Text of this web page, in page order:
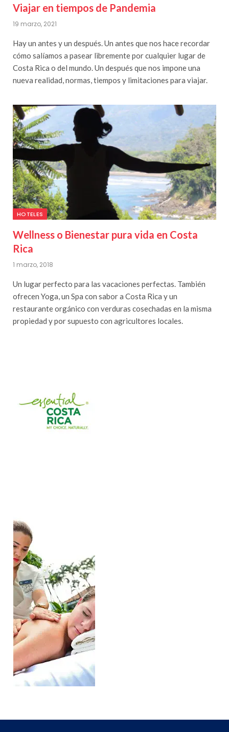
Viajar en tiempos de Pandemia
19 marzo, 2021
Hay un antes y un después. Un antes que nos hace recordar
cómo salíamos a pasear libremente por cualquier lugar de
Costa Rica o del mundo. Un después que nos impone una
nueva realidad, normas, tiempos y limitaciones para viajar.
HOTELES
Wellness o Bienestar pura vida en Costa
Rica
1 marzo, 2018
Un lugar perfecto para las vacaciones perfectas. También
ofrecen Yoga, un Spa con sabor a Costa Rica y un
restaurante orgánico con verduras cosechadas en la misma
propiedad y por supuesto con agricultores locales.